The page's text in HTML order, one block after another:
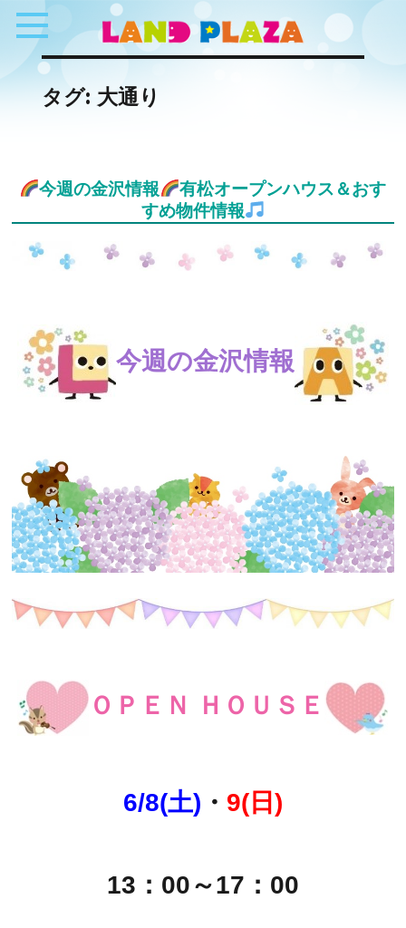
タグ: 大通り
今週の金沢情報
有松オープンハウス＆おす
すめ物件情報
今週の金沢情報
ＯＰＥＮ ＨＯＵＳＥ
6/8(土) ・ 9(日)
13：00～17：00